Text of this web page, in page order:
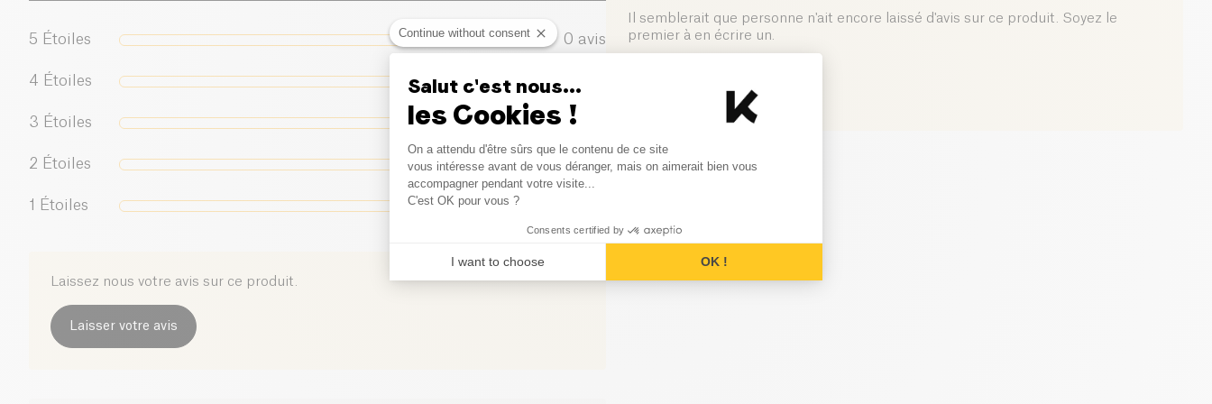
5 Étoiles 0 avis
4 Étoiles
3 Étoiles 0
2 Étoiles 0 avis
1 Étoiles
Laissez nous votre avis sur ce produit.
Laisser votre avis
Il semblerait que personne n'ait encore laissé d'avis sur ce produit. Soyez le
premier à en écrire un.
Laisser votre avis
Continue without consent
Salut c'est nous...
les Cookies !
Consent Management Platform: Personalize Your Options
On a attendu d'être sûrs que le contenu de ce site
vous intéresse avant de vous déranger, mais on aimerait bien vous
accompagner pendant votre visite...
C'est OK pour vous ?
Consents certified by
I want to choose OK !
Axeptio consent